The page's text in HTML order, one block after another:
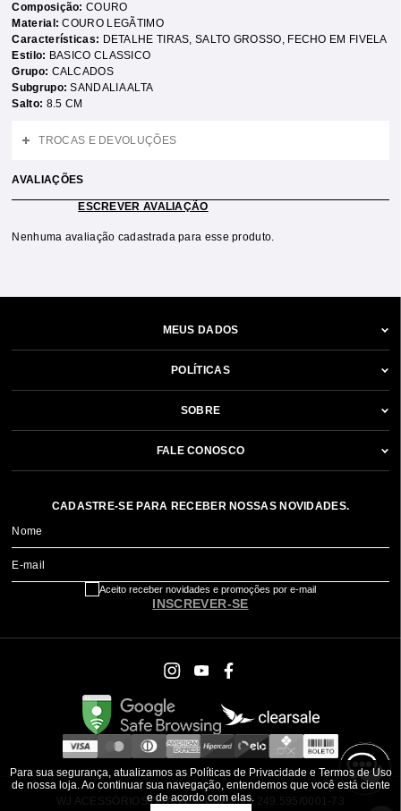
Composição:COURO
Material:COURO LEGÃTIMO
Características: DETALHE TIRAS,SALTO GROSSO, FECHO EM FIVELA
Estilo: BASICO CLASSICO
Grupo: CALCADOS
Subgrupo:SANDALIA ALTA
Salto: 8.5 CM
TROCAS E DEVOLUÇÕES
AVALIAÇÕES
ESCREVER AVALIAÇÃO
Nenhuma avaliação cadastrada para esse produto.
MEUS DADOS
POLÍTICAS
SOBRE
FALE CONOSCO
CADASTRE-SE PARA RECEBER NOSSAS NOVIDADES.
Nome
E-mail
INSCREVER-SE
Aceito receber novidades e promoções por e-mail
WJ ACESSÓRIOS BRASIL ® CNPJ: 79.249.595/0001-73
Para sua segurança, atualizamos as Políticas de Privacidade e Termos de Uso
de nossa loja. Ao continuar sua navegação, entendemos que você está ciente
e de acordo com elas.